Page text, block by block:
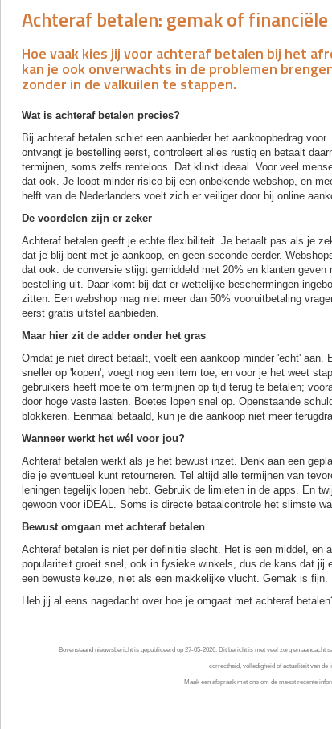
Achteraf betalen: gemak of
Hoe vaak kies jij voor achteraf betalen bij het
kan je ook onverwachts in de problemen
zonder in de valkuilen te stappen.
Wat is achteraf betalen precies?
Bij achteraf betalen schiet een aanbieder het aankoopbedrag voor.
ontvangt je bestelling eerst, controleert alles rustig en betaalt
termijnen, soms zelfs renteloos. Dat klinkt ideaal. Voor veel
dat ook. Je loopt minder risico bij een onbekende webshop, en
helft van de Nederlanders voelt zich er veiliger door bij online
De voordelen zijn er zeker
Achteraf betalen geeft je echte flexibiliteit. Je betaalt pas als je
dat je blij bent met je aankoop, en geen seconde eerder.
dat ook: de conversie stijgt gemiddeld met 20% en klanten geven
bestelling uit. Daar komt bij dat er wettelijke beschermingen
zitten. Een webshop mag niet meer dan 50% vooruitbetaling
eerst gratis uitstel aanbieden.
Maar hier zit de adder onder het gras
Omdat je niet direct betaalt, voelt een aankoop minder 'echt'
sneller op 'kopen', voegt nog een item toe, en voor je het weet
gebruikers heeft moeite om termijnen op tijd terug te betalen;
door hoge vaste lasten. Boetes lopen snel op. Openstaande
blokkeren. Eenmaal betaald, kun je die aankoop niet meer
Wanneer werkt het wél voor jou?
Achteraf betalen werkt als je het bewust inzet. Denk aan een
die je eventueel kunt retourneren. Tel altijd alle termijnen van
leningen tegelijk lopen hebt. Gebruik de limieten in de apps. En
gewoon voor iDEAL. Soms is directe betaalcontrole het slimste
Bewust omgaan met achteraf betalen
Achteraf betalen is niet per definitie slecht. Het is een middel, en
populariteit groeit snel, ook in fysieke winkels, dus de kans dat jij
een bewuste keuze, niet als een makkelijke vlucht. Gemak is fijn.
Heb jij al eens nagedacht over hoe je omgaat met achteraf
Bovenstaand nieuwsbericht is gepubliceerd op 27-05-2026. Dit bericht is met veel zorg en aandacht
correctheid, volledigheid of actualiteit van de
Maak een afspraak met ons om de meest recente